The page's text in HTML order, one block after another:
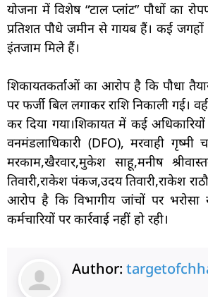
योजना में विशेष “टाल प्लांट” पौधों का
प्रतिशत पौधे जमीन से गायब हैं। कई जगहों
इंतजाम मिले हैं।
शिकायतकर्ताओं का आरोप है कि पौधा
पर फर्जी बिल लगाकर राशि निकाली गई।
कर दिया गया।शिकायत में कई
वनमंडलाधिकारी (DFO), मरवाही
मरकाम,खैरवार,मुकेश साहू,मनीष
तिवारी,राकेश पंकज,उदय तिवारी,राकेश
आरोप है कि विभागीय जांचों पर
कर्मचारियों पर कार्रवाई नहीं हो रही।
Author: